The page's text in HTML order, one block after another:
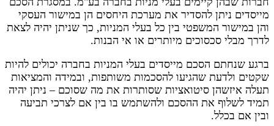
מייסדים ניתן להסדיר את מערכת היחסים הן במישור העסקי
והן במישור המשפטי בין כל בעלי המניות, כך שניתן יהיה לצאת
לדרך מבלי סכסוכים מיותרים או אי הבנות.
ברגע שנחתם הסכם מייסדים בעלי המניות בחברה יכולים להיות
שקטים ולדעת שהגיעו להסכמות משותפות, ובמידה והמציאות
תעלה איזשהן סיטואציות שסותרות את מה שסוכם – ניתן יהיה
תמיד לשלוף את ההסכם ולהשתמש בו בין אם לצרכי תביעה
ובין אם בכלל.